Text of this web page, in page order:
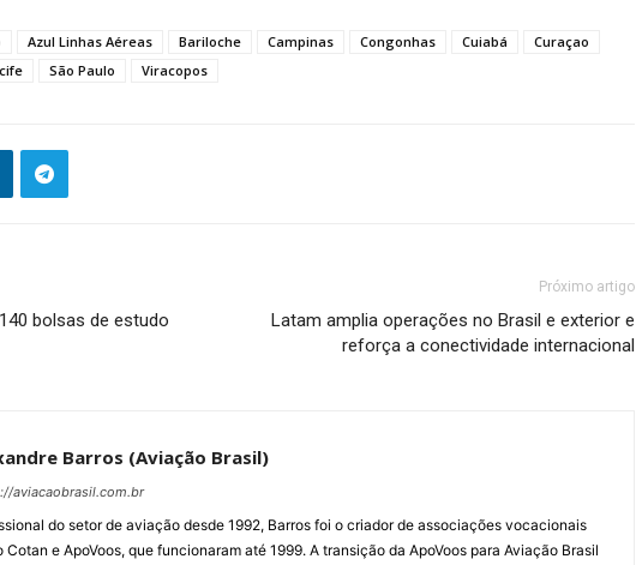
Azul Linhas Aéreas Bariloche Campinas Congonhas Cuiabá
Curaçao
São Paulo Viracopos
bolsas de estudo
Próximo artigo
Latam amplia operações no Brasil e exterior e
reforça a conectividade internacional
Barros (Aviação Brasil)
aviacaobrasil.com.br
do setor de aviação desde 1992, Barros foi o criador de associações vocacionais
Cotan e ApoVoos, que funcionaram até 1999. A transição da ApoVoos para Aviação Brasil